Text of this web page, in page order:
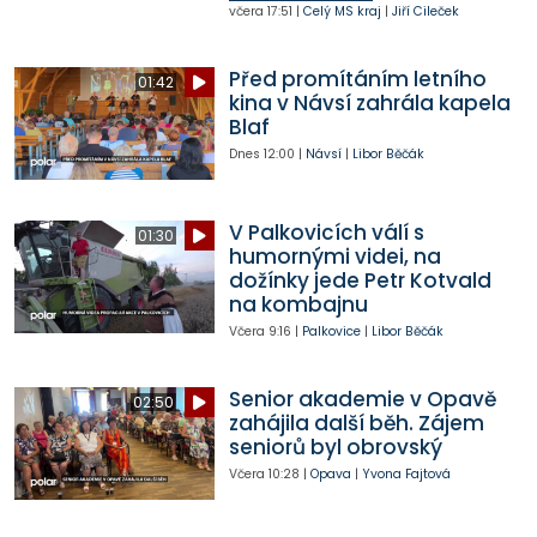
včera 17:51 | Celý MS kraj | Jiří Cileček
01:42
Před promítáním letního
kina v Návsí zahrála kapela
Blaf
Dnes 12:00 | Návsí| Libor Běčák
01:30
V Palkovicích válí s
humornými videi, na
dožínky jede Petr Kotvald
na kombajnu
Včera 9:16 | Palkovice| Libor Běčák
02:50
Senior akademie v Opavě
zahájila další běh. Zájem
seniorů byl obrovský
Včera 10:28 | Opava | Yvona Fajtová